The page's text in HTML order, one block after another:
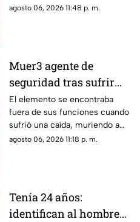
costado de la carretera: estaba
agosto 06, 2026 11:48 p. m.
Muer3 agente de
seguridad tras sufrir
caíd4 desde el Paseo
del Centenario, en
Mazatlán
El elemento se encontraba
fuera de sus funciones cuando
sufrió una caída, muriendo a
causa de múltiples golpes
agosto 06, 2026 11:18 p. m.
Tenía 24 años:
identifican al hombre